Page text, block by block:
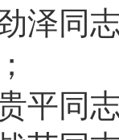
同志
同志